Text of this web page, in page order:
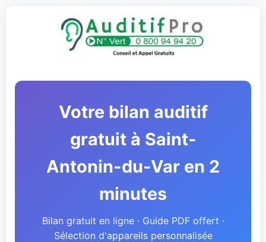
Votre bilan auditif
gratuit à Saint-
Antonin-du-Var en 2
minutes
Bilan gratuit en ligne · Guide PDF offert ·
Sélection d'appareils personnalisée